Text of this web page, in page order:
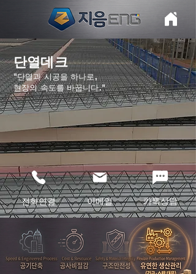
단열데크
"단열과 시공을 하나로,
​현장의 속도를 바꿉니다."
전화연결 이메일 ​카톡상담